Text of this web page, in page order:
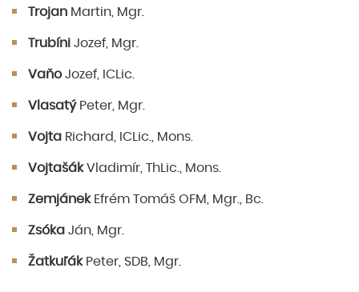
Trojan Martin, Mgr.
Trubíni Jozef, Mgr.
VaňoJozef, ICLic.
VlasatýPeter, Mgr.
Vojta Richard, ICLic., Mons.
VojtašákVladimír, ThLic., Mons.
ZemjánekEfrém Tomáš OFM, Mgr., Bc.
Zsóka Ján, Mgr.
ŽatkuľákPeter, SDB, Mgr.